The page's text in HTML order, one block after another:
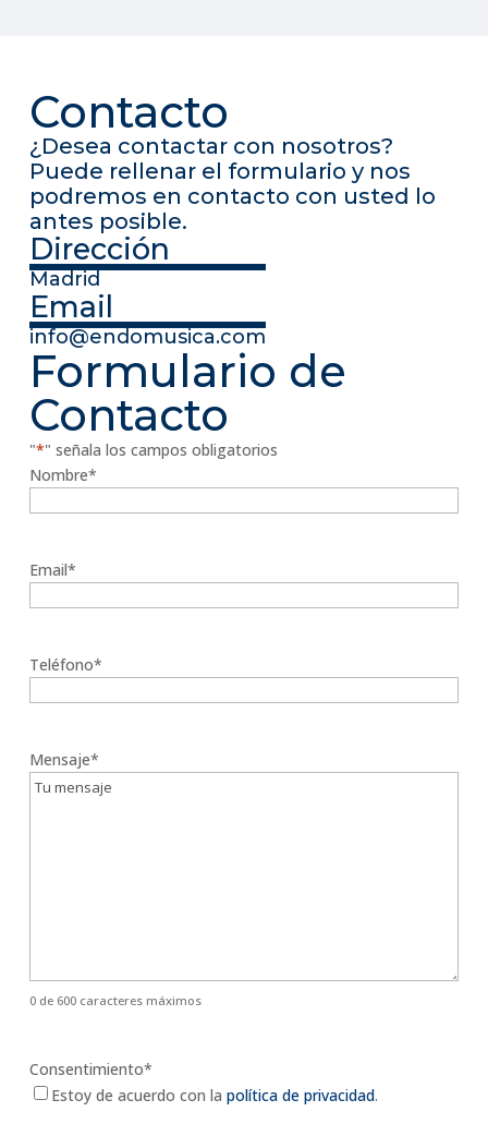
Contacto
¿Desea contactar con nosotros?
Puede rellenar el formulario y nos
podremos en contacto con usted lo
antes posible.
Dirección
Madrid
Email
info@endomusica.com
Formulario de
Contacto
"*" señala los campos obligatorios
Nombre*
Email*
Teléfono*
Mensaje*
0 de 600 caracteres máximos
Consentimiento*
Estoy de acuerdo con la política de privacidad.